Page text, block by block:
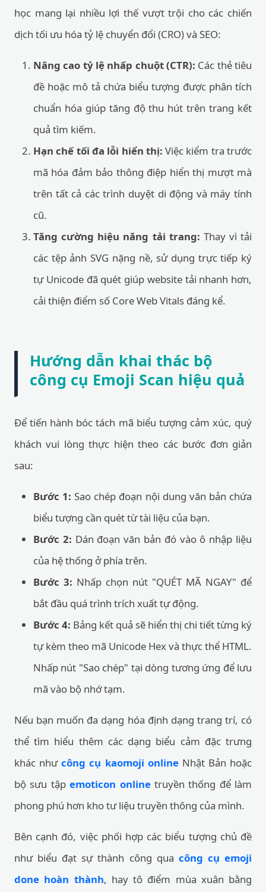
học mang lại nhiều lợi thế vượt trội cho các chiến
dịch tối ưu hóa tỷ lệ chuyển đổi (CRO) và SEO:
Nâng cao tỷ lệ nhấp chuột (CTR): Các thẻ tiêu
đề hoặc mô tả chứa biểu tượng được phân tích
chuẩn hóa giúp tăng độ thu hút trên trang kết
quả tìm kiếm.
Hạn chế tối đa lỗi hiển thị: Việc kiểm tra trước
mã hóa đảm bảo thông điệp hiển thị mượt mà
trên tất cả các trình duyệt di động và máy tính
cũ.
Tăng cường hiệu năng tải trang: Thay vì tải
các tệp ảnh SVG nặng nề, sử dụng trực tiếp ký
tự Unicode đã quét giúp website tải nhanh hơn,
cải thiện điểm số Core Web Vitals đáng kể.
Hướng dẫn khai thác bộ
công cụ Emoji Scan hiệu quả
Để tiến hành bóc tách mã biểu tượng cảm xúc, quý
khách vui lòng thực hiện theo các bước đơn giản
sau:
Bước 1: Sao chép đoạn nội dung văn bản chứa
biểu tượng cần quét từ tài liệu của bạn.
Bước 2: Dán đoạn văn bản đó vào ô nhập liệu
của hệ thống ở phía trên.
Bước 3: Nhấp chọn nút "QUÉT MÃ NGAY" để
bắt đầu quá trình trích xuất tự động.
Bước 4: Bảng kết quả sẽ hiển thị chi tiết từng ký
tự kèm theo mã Unicode Hex và thực thể HTML.
Nhấp nút "Sao chép" tại dòng tương ứng để lưu
mã vào bộ nhớ tạm.
Nếu bạn muốn đa dạng hóa định dạng trang trí, có
thể tìm hiểu thêm các dạng biểu cảm đặc trưng
khác nhưcông cụ kaomoji onlineNhật Bản hoặc
bộ sưu tậpemoticon onlinetruyền thống để làm
phong phú hơn kho tư liệu truyền thông của mình.
Bên cạnh đó, việc phối hợp các biểu tượng chủ đề
như biểu đạt sự thành công qua công cụ emoji
done hoàn thành, hay tô điểm mùa xuân bằng